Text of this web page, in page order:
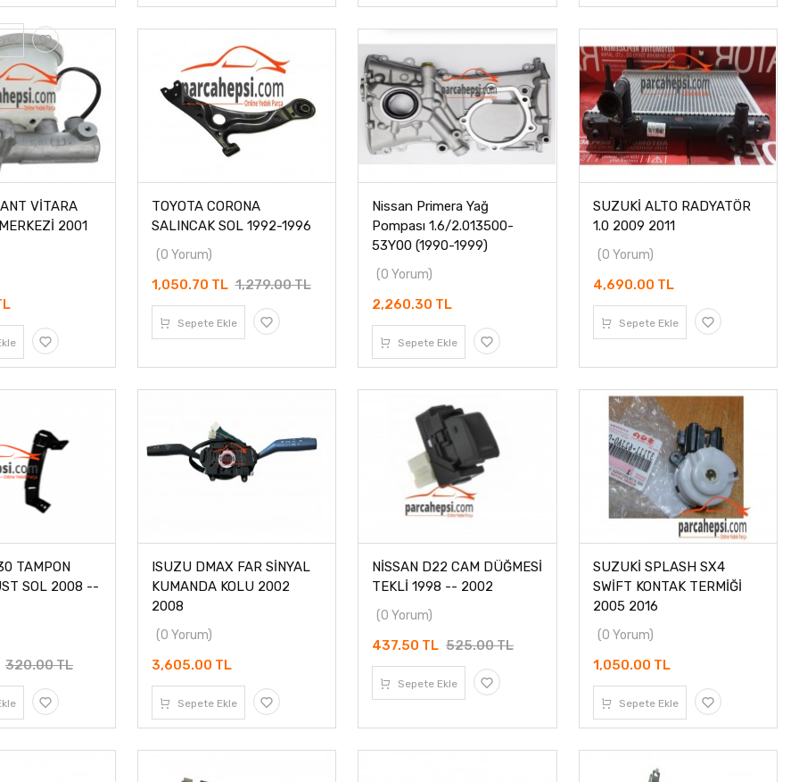
VİTARA
2001
TOYOTA CORONA
SALINCAK SOL 1992-1996
(0 Yorum)
1,050.70 TL 1,279.00 TL
Sepete Ekle
Nissan Primera Yağ
Pompası 1.6/2.013500-
53Y00 (1990-1999)
(0 Yorum)
2,260.30 TL
Sepete Ekle
SUZUKİ ALTO RADYATÖR
1.0 2009 2011
(0 Yorum)
4,690.00 TL
Sepete Ekle
TAMPON
SOL 2008 --
320.00 TL
ISUZU DMAX FAR SİNYAL
KUMANDA KOLU 2002
2008
(0 Yorum)
3,605.00 TL
Sepete Ekle
NİSSAN D22 CAM DÜĞMESİ
TEKLİ 1998 -- 2002
(0 Yorum)
437.50 TL 525.00 TL
Sepete Ekle
SUZUKİ SPLASH SX4
SWİFT KONTAK TERMİĞİ
2005 2016
(0 Yorum)
1,050.00 TL
Sepete Ekle